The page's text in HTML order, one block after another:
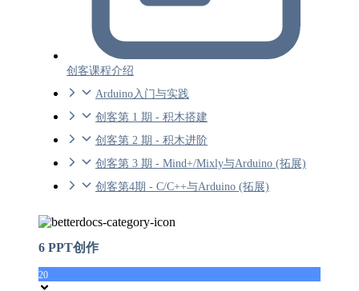
创客课程介绍
Arduino入门与实践
创客第 1 期 - 积木搭建
创客第 2 期 - 积木进阶
创客第 3 期 - Mind+/Mixly与Arduino (拓展)
创客第4期 - C/C++与Arduino (拓展)
6 PPT创作
20